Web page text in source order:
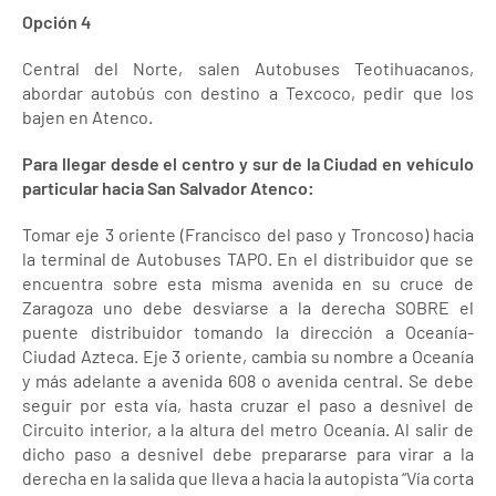
Opción 4
Central del Norte, salen Autobuses Teotihuacanos,
abordar autobús con destino a Texcoco, pedir que los
bajen en Atenco.
Para llegar desde el centro y sur de la Ciudad en vehículo
particular hacia San Salvador Atenco:
Tomar eje 3 oriente (Francisco del paso y Troncoso) hacia
la terminal de Autobuses TAPO. En el distribuidor que se
encuentra sobre esta misma avenida en su cruce de
Zaragoza uno debe desviarse a la derecha SOBRE el
puente distribuidor tomando la dirección a Oceanía-
Ciudad Azteca. Eje 3 oriente, cambia su nombre a Oceanía
y más adelante a avenida 608 o avenida central. Se debe
seguir por esta vía, hasta cruzar el paso a desnivel de
Circuito interior, a la altura del metro Oceanía. Al salir de
dicho paso a desnivel debe prepararse para virar a la
derecha en la salida que lleva a hacia la autopista “Vía corta